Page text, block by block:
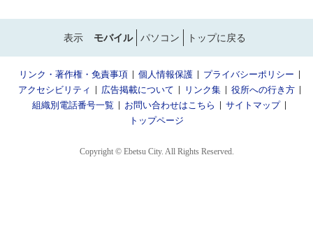
表示 モバイル パソコン トップに戻る
リンク・著作権・免責事項 個人情報保護
プライバシーポリシー
アクセシビリティ
広告掲載について リンク集
役所への行き方
組織別電話番号一覧
お問い合わせはこちら
サイトマップ
トップページ
Copyright © Ebetsu City. All Rights Reserved.